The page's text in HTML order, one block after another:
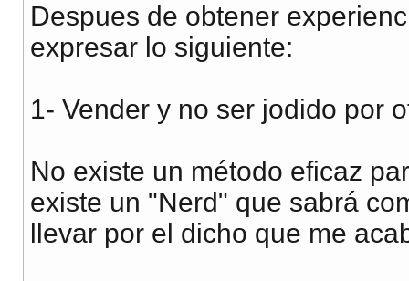
Despues de obtener
expresar lo siguiente:
1- Vender y no ser jodido por
No existe un método eficaz
existe un "Nerd" que sabrá
llevar por el dicho que me